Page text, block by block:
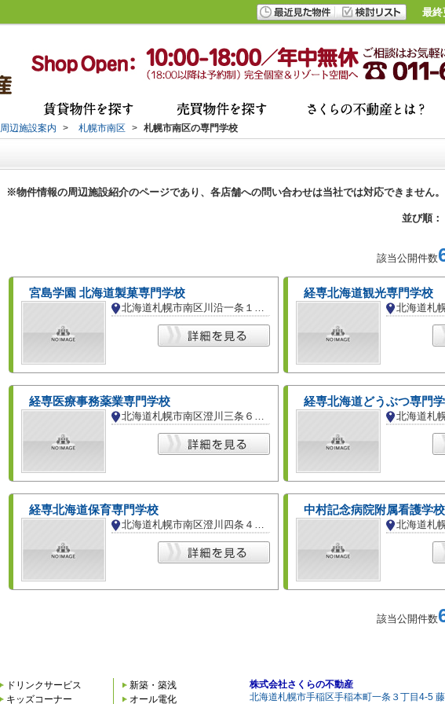
最終
周辺施設案内 > 札幌市南区 > 札幌市南区の専門学校
※物件情報の周辺施設紹介のページであり、各店舗への問い合わせは当社では対応できません。
並び順：
該当公開件数
宮島学園 北海道製菓専門学校
北海道札幌市南区川沿一条１丁目
経専北海道観光専門学校
経専医療事務薬業専門学校
北海道札幌市南区澄川三条６丁目
経専北海道どうぶつ専門
経専北海道保育専門学校
北海道札幌市南区澄川四条４丁目
中村記念病院附属看護学校
該当公開件数
ドリンクサービス
キッズコーナー
新築・築浅
オール電化
株式会社さくらの不動産
北海道札幌市手稲区手稲本町一条３丁目4-5